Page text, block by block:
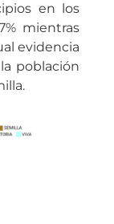
en los
mientras
evidencia
población